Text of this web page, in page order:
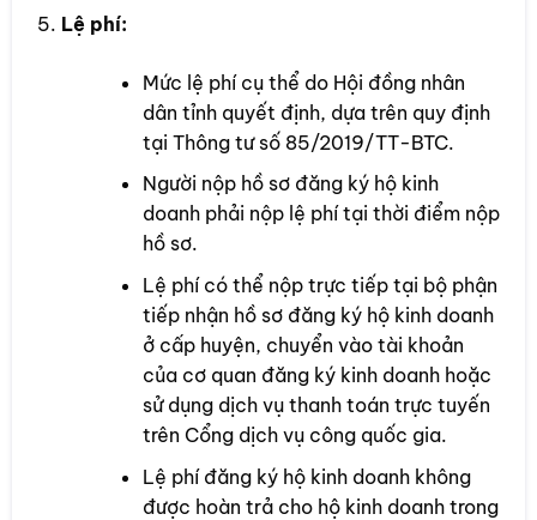
Lệ phí:
Mức lệ phí cụ thể do Hội đồng nhân
dân tỉnh quyết định, dựa trên quy định
tại Thông tư số 85/2019/TT-BTC.
Người nộp hồ sơ đăng ký hộ kinh
doanh phải nộp lệ phí tại thời điểm nộp
hồ sơ.
Lệ phí có thể nộp trực tiếp tại bộ phận
tiếp nhận hồ sơ đăng ký hộ kinh doanh
ở cấp huyện, chuyển vào tài khoản
của cơ quan đăng ký kinh doanh hoặc
sử dụng dịch vụ thanh toán trực tuyến
trên Cổng dịch vụ công quốc gia.
Lệ phí đăng ký hộ kinh doanh không
được hoàn trả cho hộ kinh doanh trong